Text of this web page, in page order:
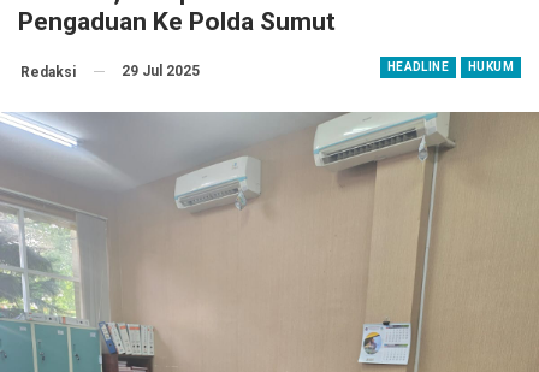
Pengaduan Ke Polda Sumut
HEADLINE HUKUM
Redaksi 29 Jul 2025